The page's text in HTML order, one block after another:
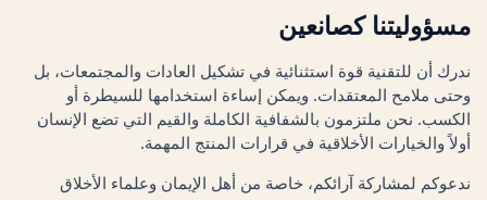
مسؤوليتنا كصانعين
ندرك أن للتقنية قوة استثنائية في تشكيل العادات والمجتمعات، بل
وحتى ملامح المعتقدات. ويمكن إساءة استخدامها للسيطرة أو
الكسب. نحن ملتزمون بالشفافية الكاملة والقيم التي تضع الإنسان
أولاً والخيارات الأخلاقية في قرارات المنتج المهمة.
ندعوكم لمشاركة آرائكم، خاصة من أهل الإيمان وعلماء الأخلاق